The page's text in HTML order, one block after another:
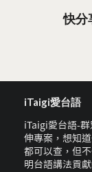
快分
iTaigi愛台語
iTaigi愛台語-
伸專案，想知
都可以查，但
明台語講法貢